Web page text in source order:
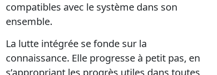
compatibles avec le système dans son
ensemble.
La lutte intégrée se fonde sur la
connaissance. Elle progresse à petit pas, en